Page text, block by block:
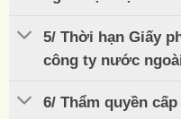
5/ Thời hạn Giấy
công ty nước
6/ Thẩm quyền